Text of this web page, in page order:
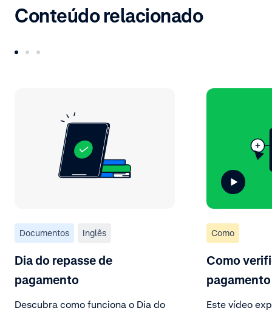
Conteúdo relacionado
Documentos Inglês
Dia do repasse de
pagamento
Descubra como funciona o Dia do
Como
Como
Este vídeo